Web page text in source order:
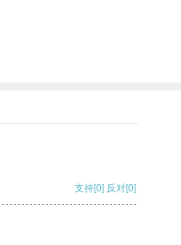
支持[0] 反对[0]